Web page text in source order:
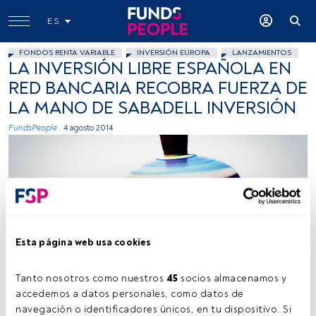
Esta página web usa cookies
Tanto nosotros como nuestros 45 socios almacenamos y
accedemos a datos personales, como datos de
navegación o identificadores únicos, en tu dispositivo. Si
ES
FONDOS RENTA VARIABLE INVERSIÓN EUROPA LANZAMIENTOS
LA INVERSIÓN LIBRE ESPAÑOLA EN
RED BANCARIA RECOBRA FUERZA DE
LA MANO DE SABADELL INVERSIÓN
FundsPeople . 4 agosto 2014
Tiempo lectura: 2 min.